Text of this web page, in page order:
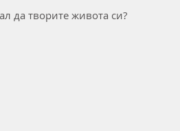
да творите живота си?